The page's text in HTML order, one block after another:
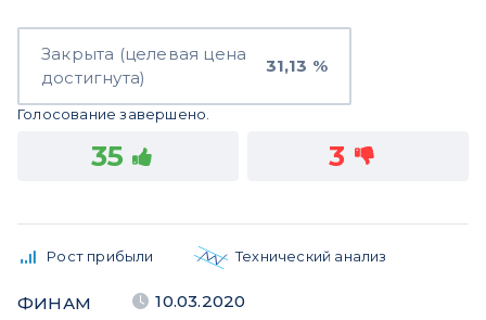
Закрыта (целевая цена
достигнута)
31,13 %
Голосование завершено.
35 3
Рост прибыли Технический анализ
ФИНАМ 10.03.2020